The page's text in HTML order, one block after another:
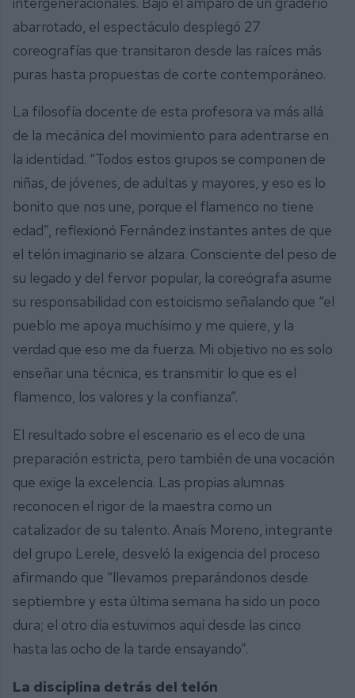
abarrotado, el espectáculo desplegó 27
coreografías que transitaron desde las raíces más
puras hasta propuestas de corte contemporáneo.
La filosofía docente de esta profesora va más allá
de la mecánica del movimiento para adentrarse en
la identidad. “Todos estos grupos se componen de
niñas, de jóvenes, de adultas y mayores, y eso es lo
bonito que nos une, porque el flamenco no tiene
edad”, reflexionó Fernández instantes antes de que
el telón imaginario se alzara. Consciente del peso de
su legado y del fervor popular, la coreógrafa asume
su responsabilidad con estoicismo señalando que “el
pueblo me apoya muchísimo y me quiere, y la
verdad que eso me da fuerza. Mi objetivo no es solo
enseñar una técnica, es transmitir lo que es el
flamenco, los valores y la confianza”.
El resultado sobre el escenario es el eco de una
preparación estricta, pero también de una vocación
que exige la excelencia. Las propias alumnas
reconocen el rigor de la maestra como un
catalizador de su talento. Anaís Moreno, integrante
del grupo Lerele, desveló la exigencia del proceso
afirmando que “llevamos preparándonos desde
septiembre y esta última semana ha sido un poco
dura; el otro día estuvimos aquí desde las cinco
hasta las ocho de la tarde ensayando”.
La disciplina detrás del telón